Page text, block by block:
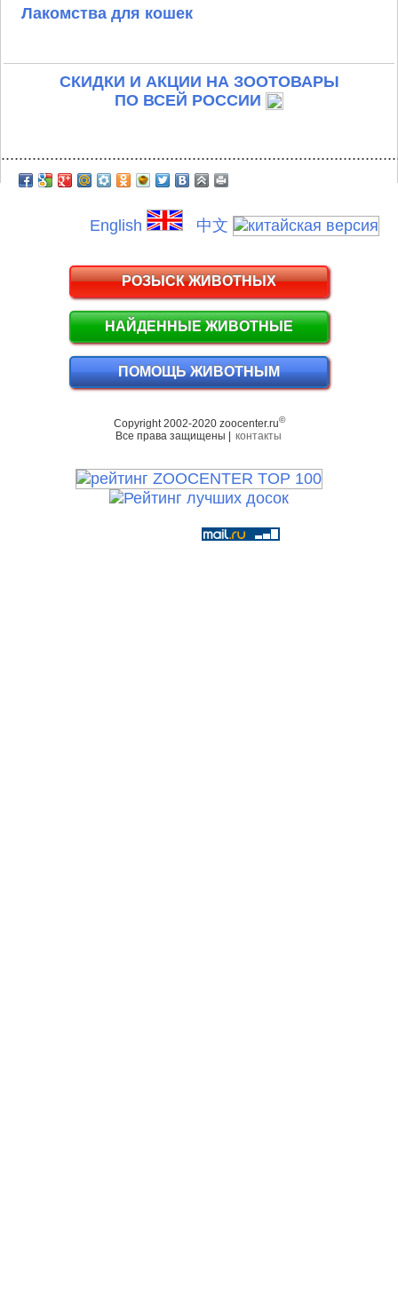
Лакомства для кошек
СКИДКИ И АКЦИИ НА ЗООТОВАРЫ
ПО ВСЕЙ РОССИИ
English 中文
РОЗЫСК ЖИВОТНЫХ
НАЙДЕННЫЕ ЖИВОТНЫЕ
ПОМОЩЬ ЖИВОТНЫМ
Copyright 2002-2020 zoocenter.ru©
Все права защищены | контакты